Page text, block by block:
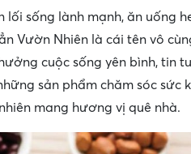
lối sống lành mạnh, ăn uống
Vườn Nhiên là cái tên vô
cuộc sống yên bình, tin
sản phẩm chăm sóc sức
mang hương vị quê nhà.